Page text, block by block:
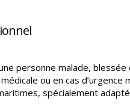
personne malade,
ou en cas d’urgence
spécialement